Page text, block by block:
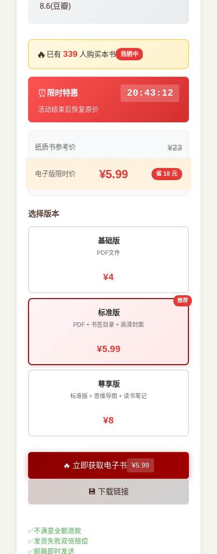
8.6(豆瓣)
🔥 已有339 人购买本书 热销中
⏰ 限时特惠 20:43:12
活动结束后恢复原价
纸质书参考价 ¥23
电子版限时价 ¥5.99 省 18 元
选择版本
基础版
PDF文件
¥4
推荐
标准版
PDF + 书签目录 + 高清封面
¥5.99
尊享版
标准版 + 思维导图 + 读书笔记
¥8
🔥 立即获取电子书 ¥5.99
💾 下载链接
✅不满意全额退款
✅发货失败双倍赔偿
✅邮箱即时发送